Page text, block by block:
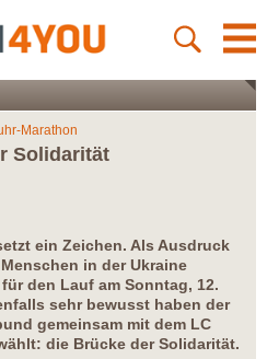
Marathon
Solidarität
ein Zeichen. Als Ausdruck
in der Ukraine
den Lauf am Sonntag, 12.
sehr bewusst haben der
gemeinsam mit dem LC
die Brücke der Solidarität.